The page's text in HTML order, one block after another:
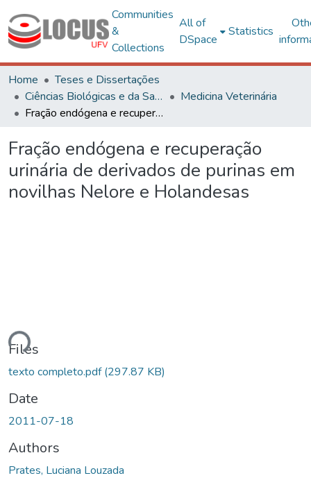
Communities
&
Collections
All of
DSpace
Statistics
Home
Teses e Dissertações
Ciências Biológicas e da Saúde
Medicina Veterinária
Fração endógena e recuperação urinária de derivados de purinas em novilhas Nelore e Holandesas
Fração endógena e recuperação
urinária de derivados de purinas em
novilhas Nelore e Holandesas
Loading...
Files
texto completo.pdf(297.87 KB)
Date
2011-07-18
Authors
Prates, Luciana Louzada